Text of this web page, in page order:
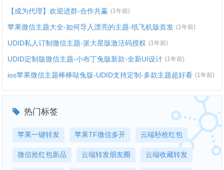
【成为代理】欢迎进群-合作共赢 (1年前)
苹果微信主题大全-如何导入漂亮的主题-纸飞机版首发 (1年前)
UDID私人订制微信主题-派大星版激活码授权 (1年前)
UDID定制版微信主题-小布丁兔版新款-全新UI设计 (1年前)
ios苹果微信主题棒棒哒兔版-UDID支持定制-多款主题超好看 (1年前)
热门标签
苹果一键转发 苹果TF微信多开 云端秒抢红包
微信抢红包新品 云端转发朋友圈 云端收藏转发